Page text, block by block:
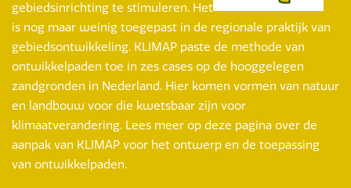
gebiedsinrichting te stimuleren. Het
is nog maar weinig toegepast in de regionale praktijk van
gebiedsontwikkeling. KLIMAP paste de methode van
ontwikkelpaden toe in zes cases op de hooggelegen
zandgronden in Nederland. Hier komen vormen van natuur
en landbouw voor die kwetsbaar zijn voor
klimaatverandering. Lees meer op deze pagina over de
aanpak van KLIMAP voor het ontwerp en de toepassing
van ontwikkelpaden.